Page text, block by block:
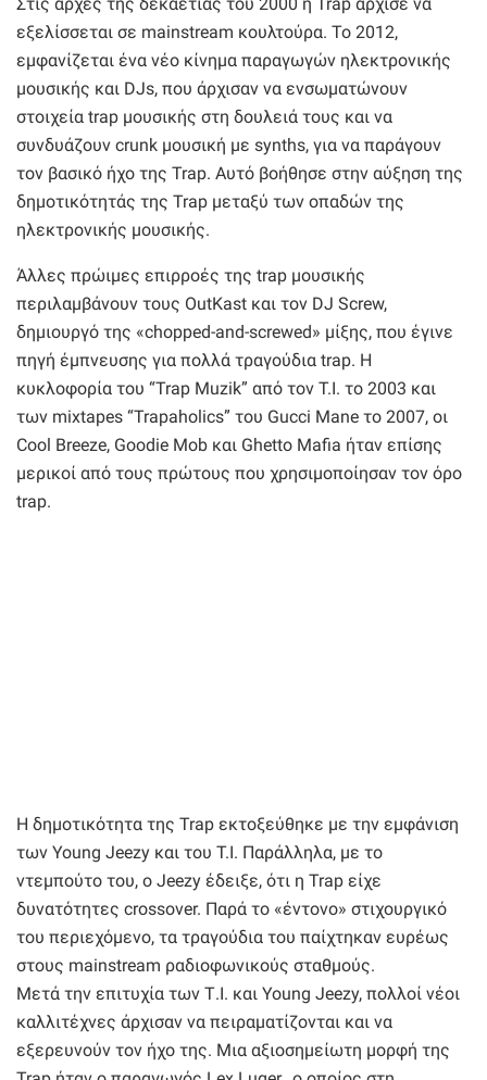
εξελίσσεται σε mainstream κουλτούρα. Το 2012,
εμφανίζεται ένα νέο κίνημα παραγωγών ηλεκτρονικής
μουσικής και DJs, που άρχισαν να ενσωματώνουν
στοιχεία trap μουσικής στη δουλειά τους και να
συνδυάζουν crunk μουσική με synths, για να παράγουν
τον βασικό ήχο της Trap. Αυτό βοήθησε στην αύξηση της
δημοτικότητάς της Trap μεταξύ των οπαδών της
ηλεκτρονικής μουσικής.
Άλλες πρώιμες επιρροές της trap μουσικής
περιλαμβάνουν τους OutKast και τον DJ Screw,
δημιουργό της «chopped-and-screwed» μίξης, που έγινε
πηγή έμπνευσης για πολλά τραγούδια trap. Η
κυκλοφορία του “Trap Muzik” από τον T.I. το 2003 και
των mixtapes “Trapaholics” του Gucci Mane το 2007, οι
Cool Breeze, Goodie Mob και Ghetto Mafia ήταν επίσης
μερικοί από τους πρώτους που χρησιμοποίησαν τον όρο
trap.
Η δημοτικότητα της Trap εκτοξεύθηκε με την εμφάνιση
των Young Jeezy και του T.I. Παράλληλα, με το
ντεμπούτο του, ο Jeezy έδειξε, ότι η Trap είχε
δυνατότητες crossover. Παρά το «έντονο» στιχουργικό
του περιεχόμενο, τα τραγούδια του παίχτηκαν ευρέως
στους mainstream ραδιοφωνικούς σταθμούς.
Μετά την επιτυχία των Τ.Ι. και Young Jeezy, πολλοί νέοι
καλλιτέχνες άρχισαν να πειραματίζονται και να
εξερευνούν τον ήχο της. Μια αξιοσημείωτη μορφή της